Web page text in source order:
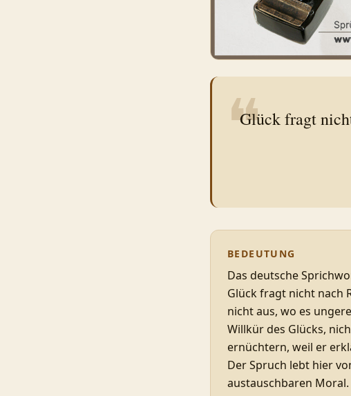
❝
Glück fragt
BEDEUTUNG
Das deutsche
Glück fragt nicht nach
nicht aus, wo es
Willkür des Glücks,
ernüchtern, weil er
Der Spruch lebt hier
austauschbaren Moral.